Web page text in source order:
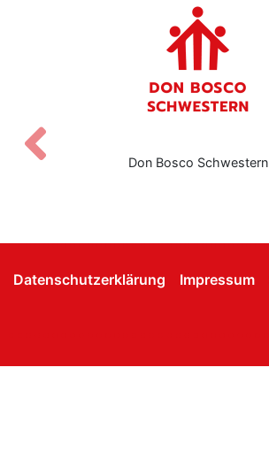
Don Bosco Schwestern
Zurück
Datenschutzerklärung Impressum